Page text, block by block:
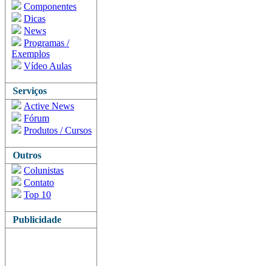
Componentes
Dicas
News
Programas /
Exemplos
Vídeo Aulas
Serviços
Active News
Fórum
Produtos / Cursos
Outros
Colunistas
Contato
Top 10
Publicidade